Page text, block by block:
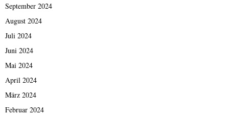
September 2024
August 2024
Juli 2024
Juni 2024
Mai 2024
April 2024
März 2024
Februar 2024